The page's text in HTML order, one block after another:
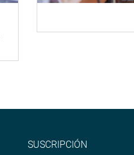
SUSCRIPCIÓN